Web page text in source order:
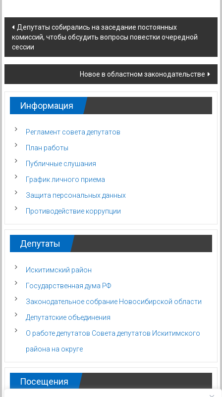
Навигация
по
записям
Депутаты собирались на заседание постоянных
комиссий, чтобы обсудить вопросы повестки очередной
сессии
Новое в областном законодательстве
Информация
Регламент совета депутатов
План работы
Публичные слушания
График личного приема
Защита персональных данных
Противодействие коррупции
Депутаты
Искитимский район
Государственная дума РФ
Законодательное собрание Новосибирской области
Депутатские объединения
О работе депутатов Совета депутатов Искитимского
района на округе
Посещения